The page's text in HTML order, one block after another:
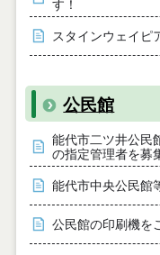
す！
スタインウェイピ
公民館
能代市二ツ井公民
の指定管理者を募
能代市中央公民館
公民館の印刷機を